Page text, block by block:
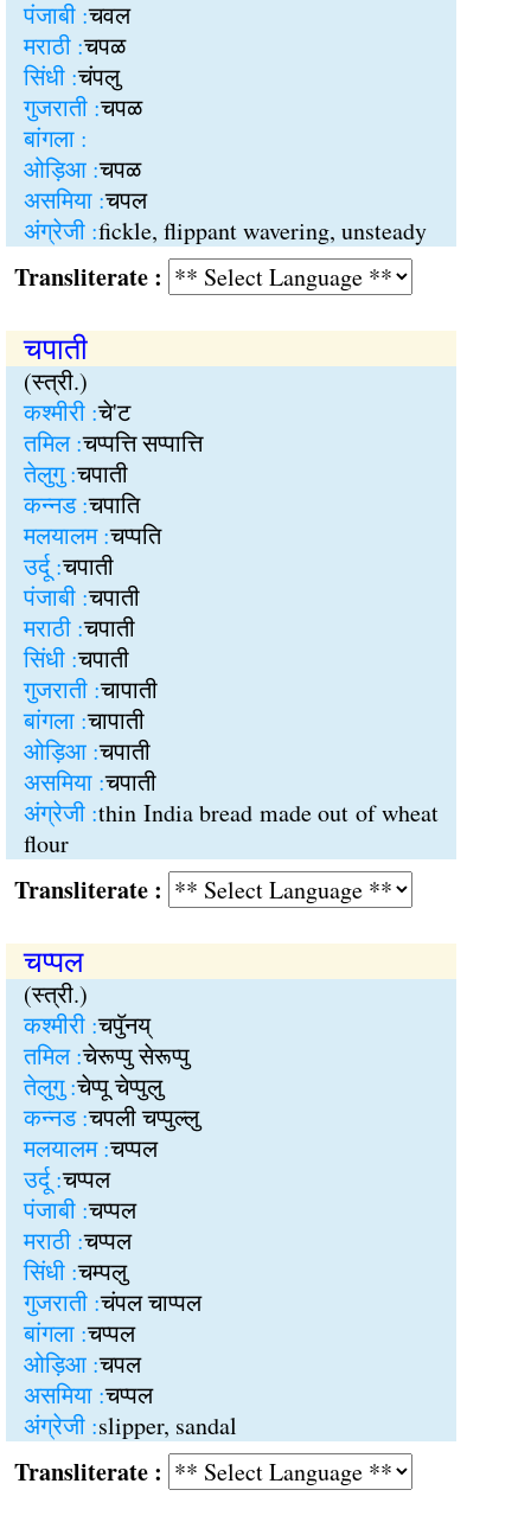
पंजाबी :चवल
मराठी :चपळ
सिंधी :चंपलु
गुजराती :चपळ
बांगला :
ओड़िआ :चपळ
असमिया :चपल
अंग्रेजी :fickle, flippant wavering, unsteady
:
चपाती
(स्त्री.)
कश्मीरी :चे'ट
तमिल :चप्पत्ति सप्पात्ति
तेलुगु :चपाती
कन्नड :चपाति
मलयालम :चप्पति
उर्दू :चपाती
पंजाबी :चपाती
मराठी :चपाती
सिंधी :चपाती
गुजराती :चापाती
बांगला :चापाती
ओड़िआ :चपाती
असमिया :चपाती
अंग्रेजी :thin India bread made out of wheat
flour
:
चप्पल
(स्त्री.)
कश्मीरी :चपुॅनय्
तमिल :चेरूप्पु सेरूप्पु
तेलुगु :चेप्पू चेप्पुलु
कन्नड :चपली चप्पुल्लु
मलयालम :चप्पल
उर्दू :चप्पल
पंजाबी :चप्पल
मराठी :चप्पल
सिंधी :चम्पलु
गुजराती :चंपल चाप्पल
बांगला :चप्पल
ओड़िआ :चपल
असमिया :चप्पल
अंग्रेजी :slipper, sandal
: